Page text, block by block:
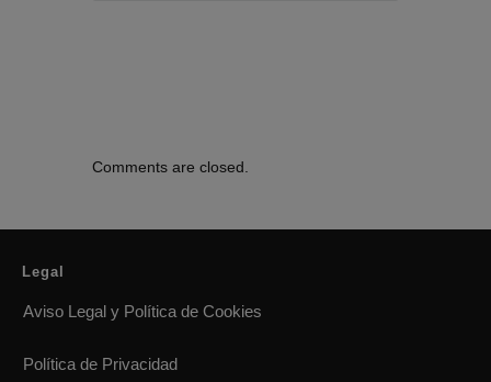
Comments are closed.
Legal
Aviso Legal y Política de Cookies
Política de Privacidad